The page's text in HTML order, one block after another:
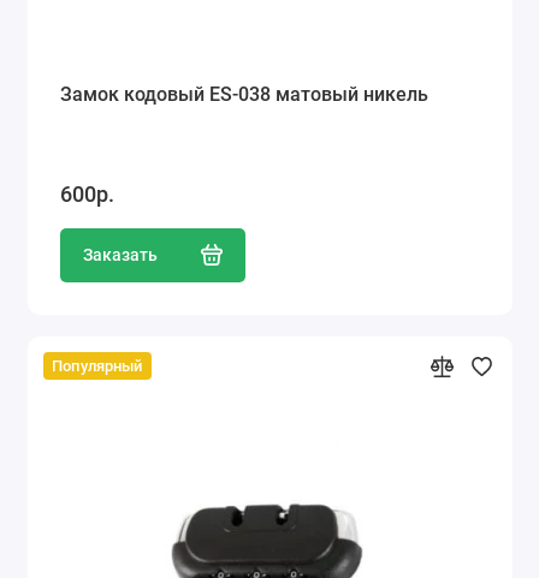
Замок кодовый ES-038 матовый никель
600р.
Заказать
Популярный